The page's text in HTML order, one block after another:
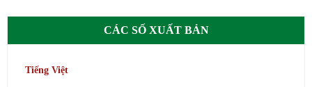
CÁC SỐ XUẤT BẢN
Tiếng Việt